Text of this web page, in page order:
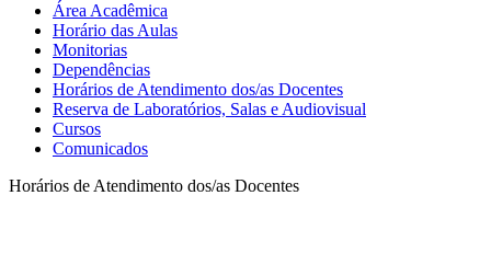
Área Acadêmica
Horário das Aulas
Monitorias
Dependências
Horários de Atendimento dos/as Docentes
Reserva de Laboratórios, Salas e Audiovisual
Cursos
Comunicados
Horários de Atendimento dos/as Docentes